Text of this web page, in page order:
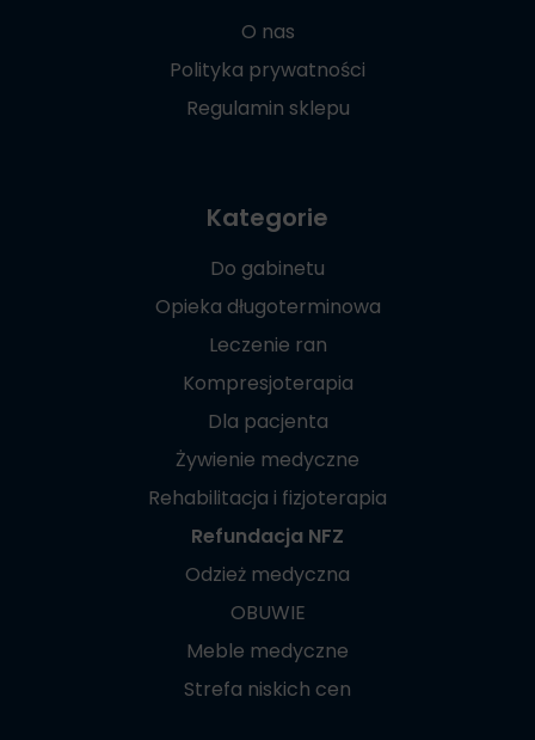
O nas
Polityka prywatności
Regulamin sklepu
Kategorie
Do gabinetu
Opieka długoterminowa
Leczenie ran
Kompresjoterapia
Dla pacjenta
Żywienie medyczne
Rehabilitacja i fizjoterapia
Refundacja NFZ
Odzież medyczna
OBUWIE
Meble medyczne
Strefa niskich cen